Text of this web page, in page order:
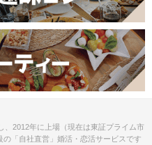
、2012年に上場（現在は東証プライム市
「自社直営」婚活・恋活サービスです